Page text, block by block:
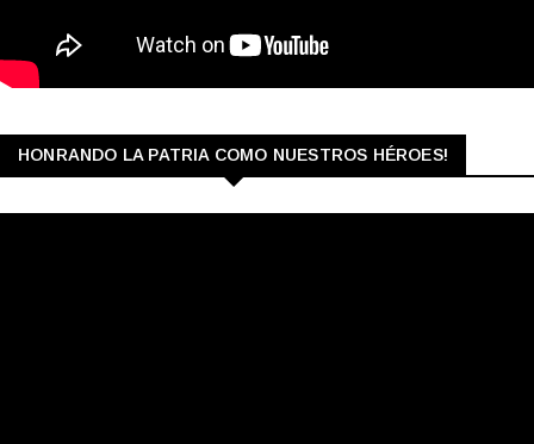
HONRANDO LA PATRIA COMO NUESTROS HÉROES!